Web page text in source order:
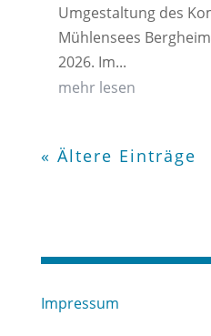
Umgestaltung des
Mühlensees
2026. Im...
mehr lesen
« Ältere Einträge
Impressum